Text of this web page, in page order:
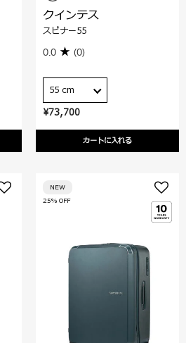
¥73,700
カートに入れる
クインテス
スピナー55
0.0 (0)
55 cm
25% OFF
NEW